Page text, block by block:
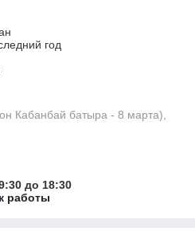
год
Кабанбай батыра - 8 марта),
до 18:30
работы